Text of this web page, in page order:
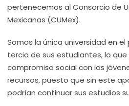
pertenecemos al Consorcio de
Mexicanas (CUMex).
Somos la única universidad en
tercio de sus estudiantes, lo
compromiso social con los
recursos, puesto que sin este
podrían continuar sus estudios